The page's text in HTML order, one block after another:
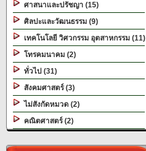
ศาสนาและปรัชญา (15)
ศิลปะและวัฒนธรรม (9)
เทคโนโลยี วิศวกรรม อุตสาหกรรม (11)
โทรคมนาคม (2)
ทั่วไป (31)
สังคมศาสตร์ (3)
ไม่สังกัดหมวด (2)
คณิตศาสตร์ (2)